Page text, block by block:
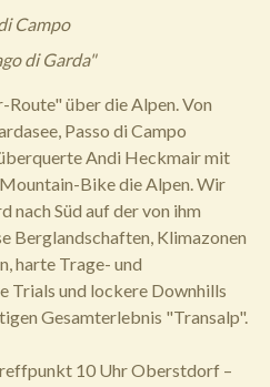
Campo
di Garda"
über die Alpen. Von
Passo di Campo
Andi Heckmair mit
Bike die Alpen. Wir
nach Süd auf der von ihm
Berglandschaften, Klimazonen
harte Trage- und
Trials und lockere Downhills
Gesamterlebnis "Transalp".
10 Uhr Oberstdorf –